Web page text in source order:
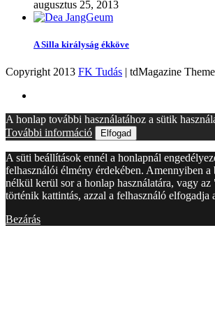
augusztus 25, 2013
A Silla királyság ékköve
Copyright 2013 FK Tudás | tdMagazine
A honlap további használatához a sütik
További információ
Elfogad
A süti beállítások ennél a honlapnál
felhasználói élmény érdekében. Amennyiben a
nélkül kerül sor a honlap használatára, vagy
történik kattintás, azzal a felhasználó elfogadja
Bezárás